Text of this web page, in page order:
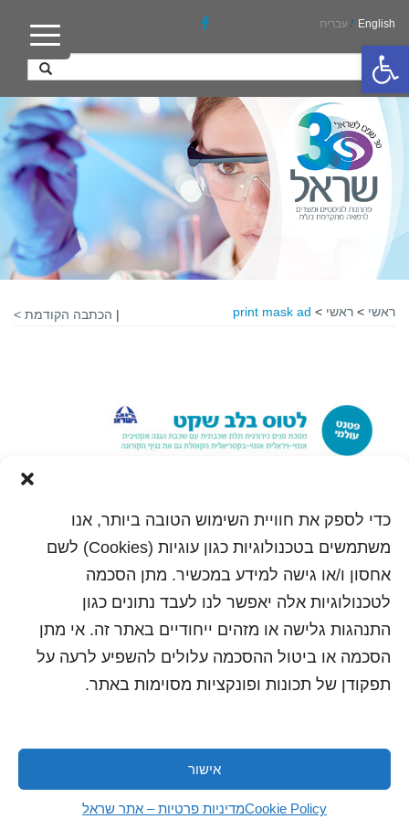
פתח סרגל נגישות
כדי לספק את חוויית השימוש הטובה ביותר, אנו
משתמשים בטכנולוגיות כגון עוגיות (Cookies) לשם
אחסון ו/או גישה למידע במכשיר. מתן הסכמה
לטכנולוגיות אלה יאפשר לנו לעבד נתונים כגון
התנהגות גלישה או מזהים ייחודיים באתר זה. אי מתן
הסכמה או ביטול ההסכמה עלולים להשפיע לרעה על
תפקודן של תכונות ופונקציות מסוימות באתר.
אישור
Cookie Policyמדיניות פרטיות – אתר שראל
English
/ עברית
ראשי > ראשי >
print mask ad
| הכתבה הקודמת >
"היוצרים"